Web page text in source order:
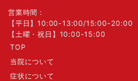
営業時間：
【平日】10:00-13:00/15:00-20:00
【土曜・祝日】10:00-15:00
TOP
当院について
症状について